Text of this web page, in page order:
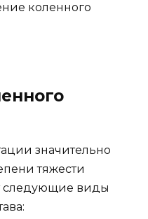
коленного
значительно
тяжести
следующие виды